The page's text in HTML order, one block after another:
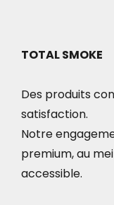
TOTAL SMOKE
Des produits
satisfaction.
Notre
premium, au
accessible.